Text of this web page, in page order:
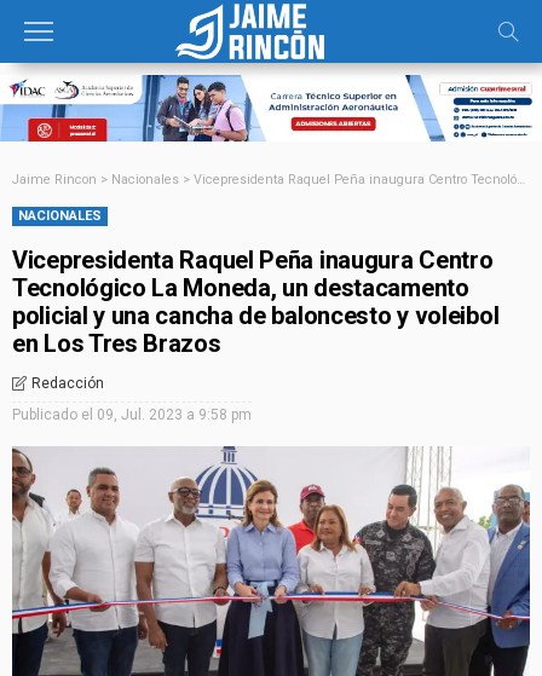
Jaime Rincon > Nacionales > Vicepresidenta Raquel Peña inaugura Centro Tecnológico La Moneda, un destacamento policial y una cancha de baloncesto y voleibol en Los Tres Brazos
NACIONALES
Vicepresidenta Raquel Peña inaugura Centro
Tecnológico La Moneda, un destacamento
policial y una cancha de baloncesto y voleibol
en Los Tres Brazos
Redacción
Publicado el 09, Jul. 2023 a 9:58 pm